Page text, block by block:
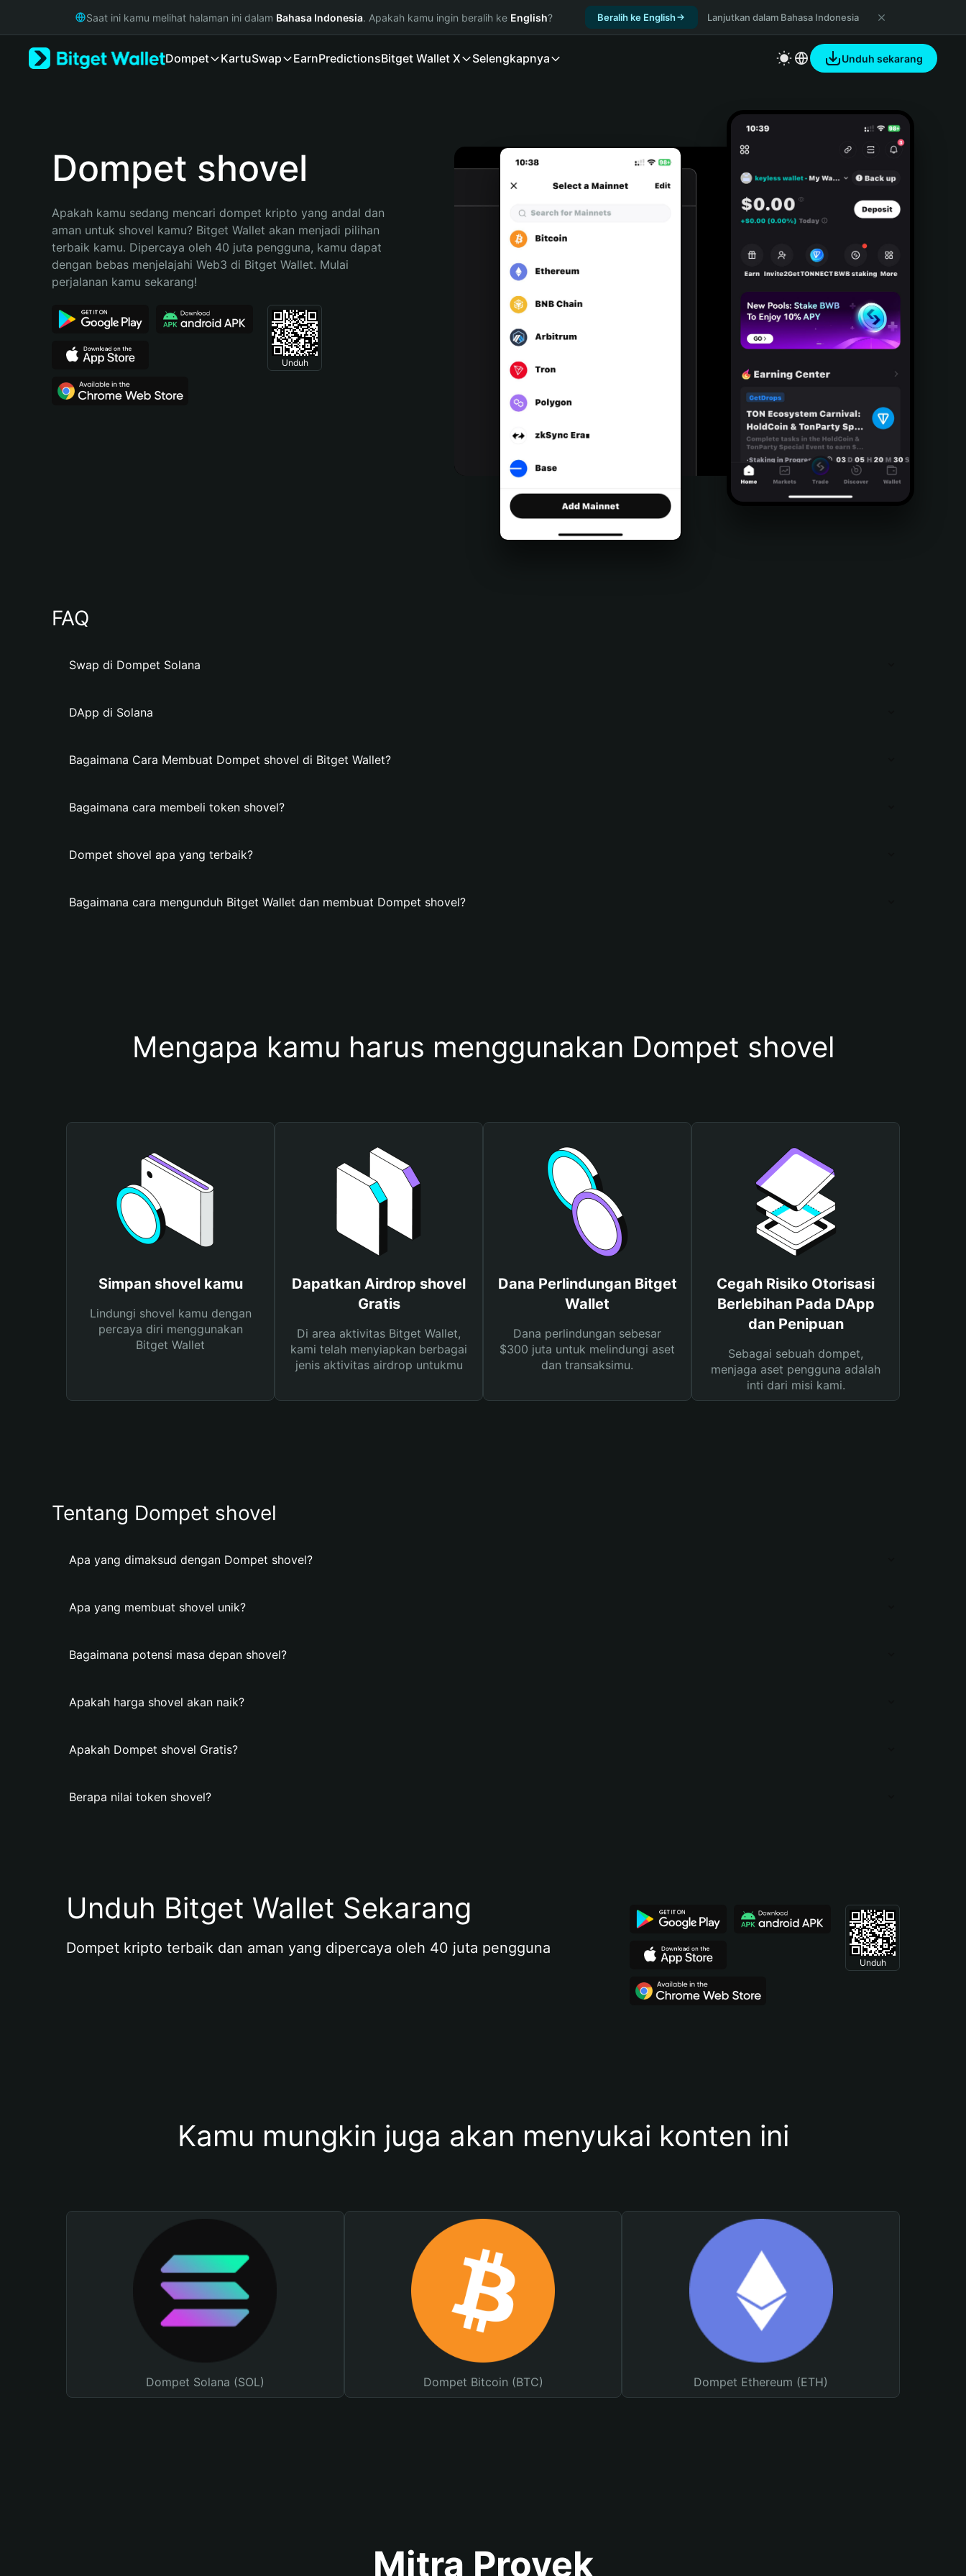
Русский
Bahasa Indonesia
Español (Argentina)
Saat ini kamu melihat halaman ini dalam Bahasa Indonesia. Apakah kamu ingin beralih ke English? Beralih ke English Lanjutkan dalam Bahasa Indonesia
Dompet KartuSwap EarnPredictionsBitget Wallet X Selengkapnya Unduh sekarang
Dompet shovel
Apakah kamu sedang mencari dompet kripto yang andal dan
aman untuk shovel kamu? Bitget Wallet akan menjadi pilihan
terbaik kamu. Dipercaya oleh 40 juta pengguna, kamu dapat
dengan bebas menjelajahi Web3 di Bitget Wallet. Mulai
perjalanan kamu sekarang!
Unduh
FAQ
Swap di Dompet Solana
DApp di Solana
Bagaimana Cara Membuat Dompet shovel di Bitget Wallet?
Bagaimana cara membeli token shovel?
Dompet shovel apa yang terbaik?
Bagaimana cara mengunduh Bitget Wallet dan membuat Dompet shovel?
Mengapa kamu harus menggunakan Dompet shovel
Simpan shovel kamu
Lindungi shovel kamu dengan
percaya diri menggunakan
Bitget Wallet
Dapatkan Airdrop shovel
Gratis
Di area aktivitas Bitget Wallet,
kami telah menyiapkan berbagai
jenis aktivitas airdrop untukmu
Dana Perlindungan Bitget
Wallet
Dana perlindungan sebesar
$300 juta untuk melindungi aset
dan transaksimu.
Cegah Risiko Otorisasi
Berlebihan Pada DApp
dan Penipuan
Sebagai sebuah dompet,
menjaga aset pengguna adalah
inti dari misi kami.
Tentang Dompet shovel
Apa yang dimaksud dengan Dompet shovel?
Apa yang membuat shovel unik?
Bagaimana potensi masa depan shovel?
Apakah harga shovel akan naik?
Apakah Dompet shovel Gratis?
Berapa nilai token shovel?
Unduh Bitget Wallet Sekarang
Dompet kripto terbaik dan aman yang dipercaya oleh 40 juta pengguna
Unduh
Kamu mungkin juga akan menyukai konten ini
Dompet Solana (SOL) Dompet Bitcoin (BTC) Dompet Ethereum (ETH)
Mitra Proyek